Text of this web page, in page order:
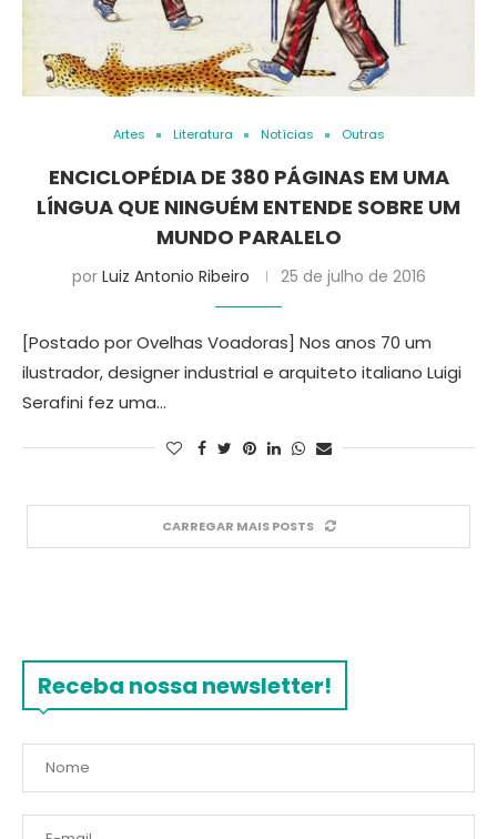
Artes Literatura Notícias Outras
ENCICLOPÉDIA DE 380 PÁGINAS EM UMA
LÍNGUA QUE NINGUÉM ENTENDE SOBRE UM
MUNDO PARALELO
por Luiz Antonio Ribeiro 25 de julho de 2016
[Postado por Ovelhas Voadoras] Nos anos 70 um
ilustrador, designer industrial e arquiteto italiano Luigi
Serafini fez uma…
CARREGAR MAIS POSTS
Receba nossa newsletter!